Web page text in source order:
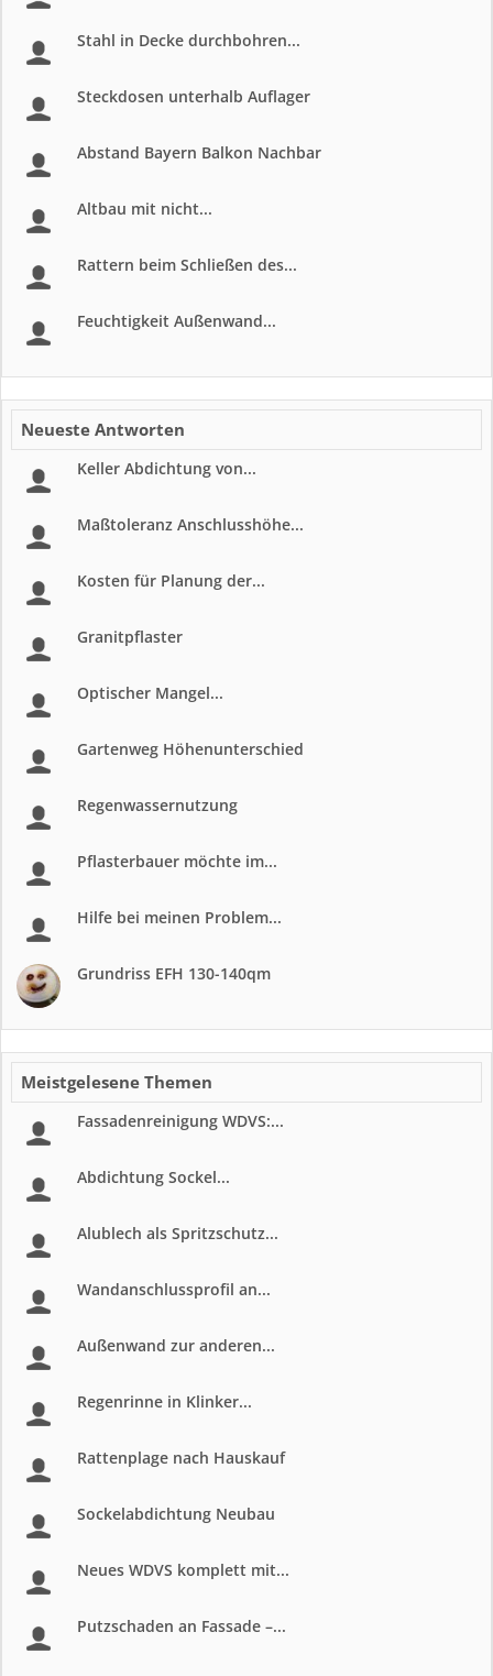
Stahl in Decke durchbohren...
Steckdosen unterhalb Auflager
Abstand Bayern Balkon Nachbar
Altbau mit nicht...
Rattern beim Schließen des...
Feuchtigkeit Außenwand...
Neueste Antworten
Keller Abdichtung von...
Maßtoleranz Anschlusshöhe...
Kosten für Planung der...
Granitpflaster
Optischer Mangel...
Gartenweg Höhenunterschied
Regenwassernutzung
Pflasterbauer möchte im...
Hilfe bei meinen Problem...
Grundriss EFH 130-140qm
Meistgelesene Themen
Fassadenreinigung WDVS:...
Abdichtung Sockel...
Alublech als Spritzschutz...
Wandanschlussprofil an...
Außenwand zur anderen...
Regenrinne in Klinker...
Rattenplage nach Hauskauf
Sockelabdichtung Neubau
Neues WDVS komplett mit...
Putzschaden an Fassade –...